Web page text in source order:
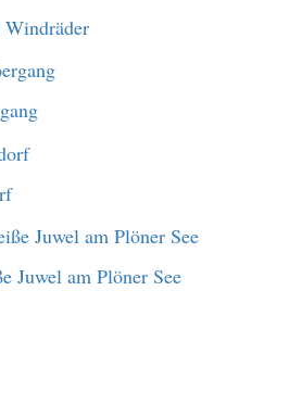
Windräder
Juwel am Plöner See